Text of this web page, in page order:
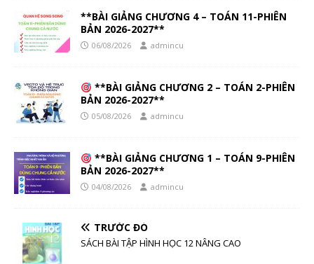
**BÀI GIẢNG CHƯƠNG 4 – TOÁN 11-PHIÊN
BẢN 2026-2027**
06/08/2026 admincu
**BÀI GIẢNG CHƯƠNG 2 – TOÁN 2-PHIÊN
BẢN 2026-2027**
05/08/2026 admincu
**BÀI GIẢNG CHƯƠNG 1 – TOÁN 9-PHIÊN
BẢN 2026-2027**
04/08/2026 admincu
TRƯỚC ĐÓ
SÁCH BÀI TẬP HÌNH HỌC 12 NÂNG CAO